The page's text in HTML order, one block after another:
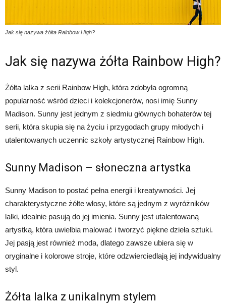
Jak się nazywa żółta Rainbow High?
Jak się nazywa żółta Rainbow High?
Żółta lalka z serii Rainbow High, która zdobyła ogromną
popularność wśród dzieci i kolekcjonerów, nosi imię Sunny
Madison. Sunny jest jednym z siedmiu głównych bohaterów tej
serii, która skupia się na życiu i przygodach grupy młodych i
utalentowanych uczennic szkoły artystycznej Rainbow High.
Sunny Madison – słoneczna artystka
Sunny Madison to postać pełna energii i kreatywności. Jej
charakterystyczne żółte włosy, które są jednym z wyróżników
lalki, idealnie pasują do jej imienia. Sunny jest utalentowaną
artystką, która uwielbia malować i tworzyć piękne dzieła sztuki.
Jej pasją jest również moda, dlatego zawsze ubiera się w
oryginalne i kolorowe stroje, które odzwierciedlają jej indywidualny
styl.
Żółta lalka z unikalnym stylem